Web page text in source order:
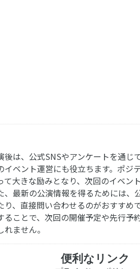
後は、公式SNSやアンケートを通じ
イベント運営にも役立ちます。ポジ
て大きな励みとなり、次回のイベン
、最新の公演情報を得るためには、
り、直接問い合わせるのがおすすめ
ることで、次回の開催予定や先行予
れません。
便利なリンク